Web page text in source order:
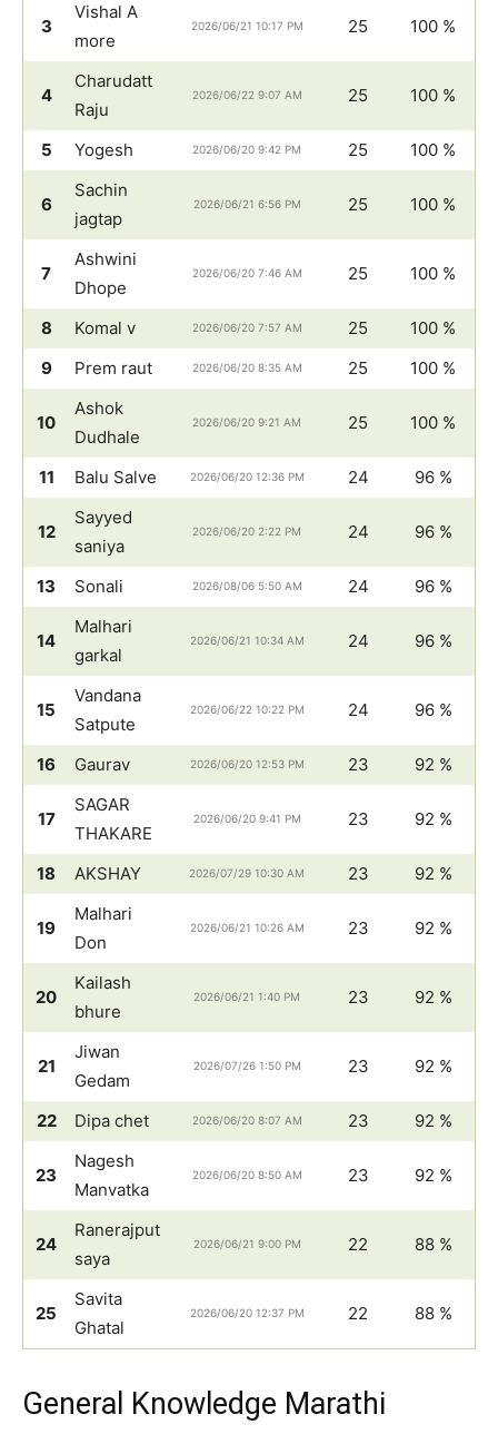
3
Vishal A
more
2026/06/21 10:17 PM 25 100 %
4
Charudatt
Raju
2026/06/22 9:07 AM 25 100 %
5 Yogesh 2026/06/20 9:42 PM 25 100 %
6
Sachin
jagtap
2026/06/21 6:56 PM 25 100 %
7
Ashwini
Dhope
2026/06/20 7:46 AM 25 100 %
8 Komal v 2026/06/20 7:57 AM 25
100 %
9
Prem raut 2026/06/20 8:35 AM 25 100 %
10
Ashok
Dudhale
2026/06/20 9:21 AM 25 100 %
11 Balu Salve 2026/06/20 12:36 PM 24 96 %
12
Sayyed
saniya
2026/06/20 2:22 PM 24 96 %
13 Sonali 2026/08/06 5:50 AM 24 96 %
14
Malhari
garkal
2026/06/21 10:34 AM 24 96 %
15
Vandana
Satpute
2026/06/22 10:22 PM 24 96 %
16 Gaurav 2026/06/20 12:53 PM 23 92 %
17
SAGAR
THAKARE
2026/06/20 9:41 PM 23 92 %
18 AKSHAY 2026/07/29 10:30 AM 23 92 %
19
Malhari
Don
2026/06/21 10:26 AM 23 92 %
20
Kailash
bhure
2026/06/21 1:40 PM 23 92 %
21
Jiwan
Gedam
2026/07/26 1:50 PM 23 92 %
22 Dipa chet 2026/06/20 8:07 AM 23 92 %
23
Nagesh
Manvatka
2026/06/20 8:50 AM 23 92 %
24
Ranerajput
saya
2026/06/21 9:00 PM 22 88 %
25
Savita
Ghatal
2026/06/20 12:37 PM 22 88 %
General Knowledge Marathi